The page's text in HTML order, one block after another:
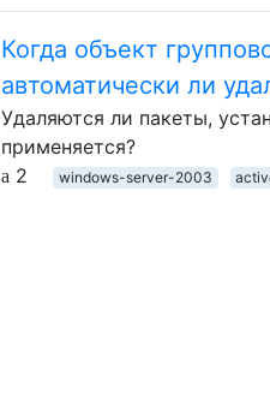
Когда объект
автоматически ли
Удаляются ли пакеты,
применяется?
2
windows-server-2003